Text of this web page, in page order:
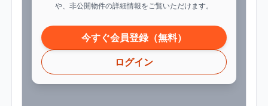
や、非公開物件の詳細情報をご覧いただけます。
今すぐ会員登録（無料）
ログイン